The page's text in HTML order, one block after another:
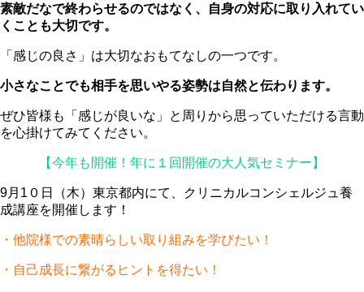
素敵だなで終わらせるのではなく、自身の対応に取り入れてい
くことも大切です。
「感じの良さ」は大切なおもてなしの一つです。
小さなことでも相手を思いやる姿勢は自然と伝わります。
ぜひ皆様も「感じが良いな」と周りから思っていただける言動
を心掛けてみてください。
【今年も開催！年に１回開催の大人気セミナー】
9月1０日（木）東京都内にて、クリニカルコンシェルジュ養
成講座を開催します！
・他院様での素晴らしい取り組みを学びたい！
・自己成長に繋がるヒントを得たい！